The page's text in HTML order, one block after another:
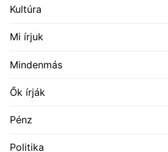
Kultúra
Mi írjuk
Mindenmás
Ők írják
Pénz
Politika